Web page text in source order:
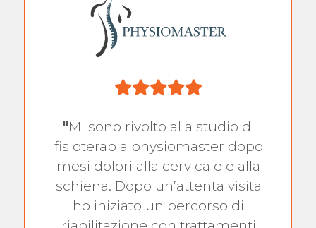
"Mi sono rivolto alla studio di
fisioterapia physiomaster dopo
mesi dolori alla cervicale e alla
schiena. Dopo un’attenta visita
ho iniziato un percorso di